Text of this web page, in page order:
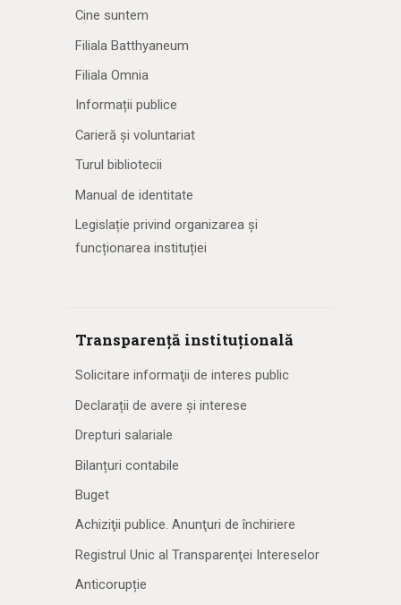
Cine suntem
Filiala Batthyaneum
Filiala Omnia
Informații publice
Carieră și voluntariat
Turul bibliotecii
Manual de identitate
Legislație privind organizarea și
funcționarea instituției
Transparență instituțională
Solicitare informaţii de interes public
Declarații de avere și interese
Drepturi salariale
Bilanțuri contabile
Buget
Achiziţii publice. Anunţuri de închiriere
Registrul Unic al Transparenţei Intereselor
Anticorupție